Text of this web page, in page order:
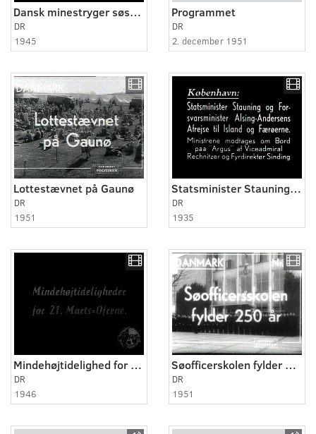
Dansk minestryger søsættes
DR
1945
Programmet
DR
2. december 1951
Lottestævnet på Gaunø
DR
1951
Statsminister Staunings afrejse.
DR
1935
Mindehøjtidelighed for ofrene ved Shellhuset og Den franske Skole
DR
1946
Søofficerskolen fylder 250 år
DR
1951